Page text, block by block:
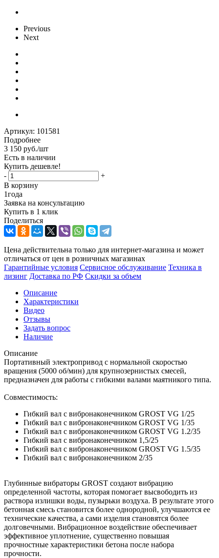
Previous
Next
Артикул: 101581
Подробнее
3 150 руб./шт
Есть в наличии
Купить дешевле!
-
+
В корзину
1года
Заявка на консультацию
Купить в 1 клик
Поделиться
Цена действительна только для интернет-магазина и может
отличаться от цен в розничных магазинах
Гарантийные условия Сервисное обслуживание Техника в
лизинг Доставка по РФ Скидки за объем
Описание
Характеристики
Видео
Отзывы
Задать вопрос
Наличие
Описание
Портативный электропривод с нормальной скоростью
вращения (5000 об/мин) для крупнозернистых смесей,
предназначен для работы с гибкими валами маятникого типа.
Совместимость:
Гибкий вал с вибронаконечником GROST VG 1/25
Гибкий вал с вибронаконечником GROST VG 1/35
Гибкий вал с вибронаконечником GROST VG 1.2/35
Гибкий вал с вибронаконечником 1,5/25
Гибкий вал с вибронаконечником GROST VG 1.5/35
Гибкий вал с вибронаконечником 2/35
Глубинные вибраторы GROST создают вибрацию
определенной частоты, которая помогает высвободить из
раствора излишки воды, пузырьки воздуха. В результате этого
бетонная смесь становится более однородной, улучшаются ее
технические качества, а сами изделия становятся более
долговечными. Вибрационное воздействие обеспечивает
эффективное уплотнение, существенно повышая
прочностные характеристики бетона после набора
прочности.